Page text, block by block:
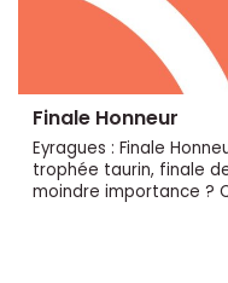
Finale Honneur
Eyragues : Finale
trophée taurin, finale
moindre importance ?